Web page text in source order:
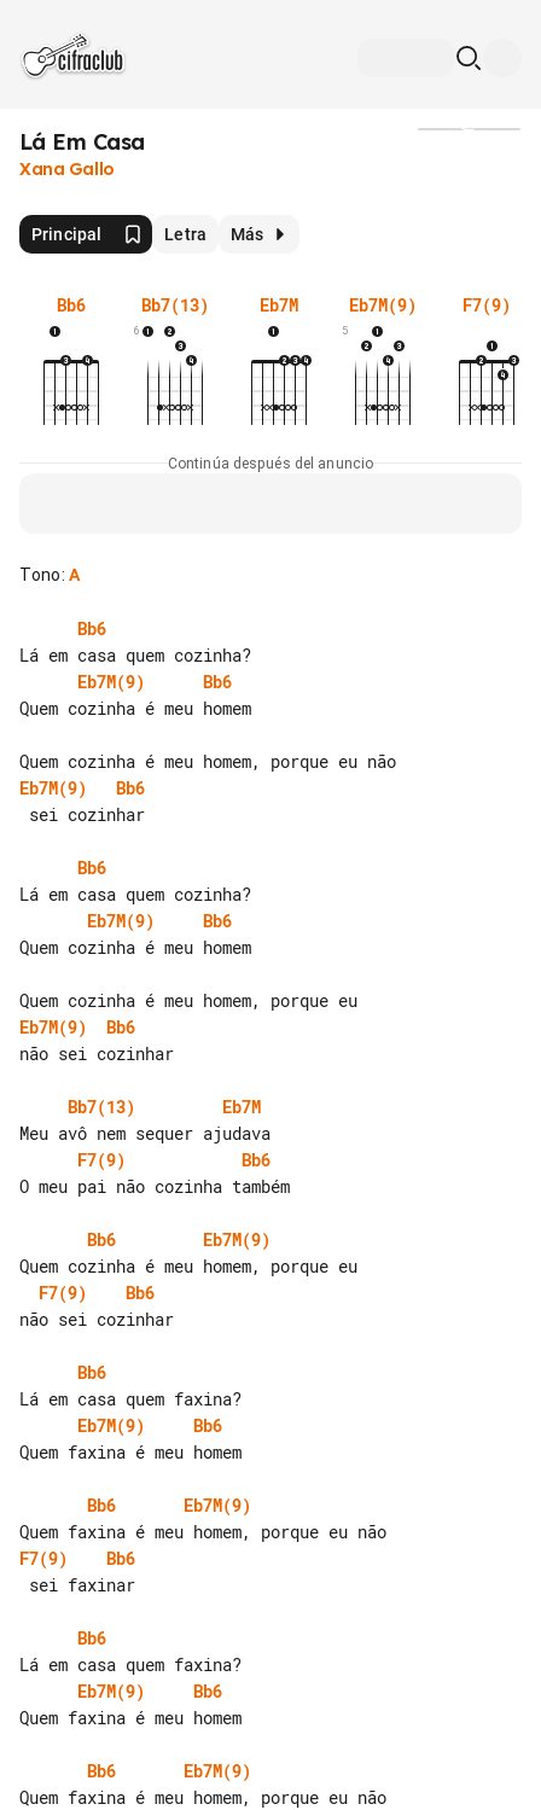
Lá Em Casa
Xana Gallo
Principal Letra Más
Bb6 Bb7(13)
6
Eb7M Eb7M(9)
5
F7(9)
Continúa después del anuncio
Tono: A
Bb6
Eb7M(9)
Bb6
Quem cozinha é meu homem
Eb7M(9)
Bb6
Bb6
Eb7M(9)
Bb6
Quem cozinha é meu homem
Eb7M(9)
Bb6
não sei cozinhar
Bb7(13)
Eb7M
F7(9)
Bb6
O meu pai não cozinha também
Bb6
Eb7M(9)
F7(9)
Bb6
não sei cozinhar
Bb6
Eb7M(9)
Bb6
Quem faxina é meu homem
Bb6
Eb7M(9)
F7(9)
Bb6
Bb6
Eb7M(9)
Bb6
Quem faxina é meu homem
Bb6
Eb7M(9)